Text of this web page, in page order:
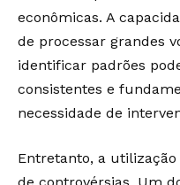
econômicas. A
de processar grandes
identificar padrões
consistentes e
necessidade de
Entretanto, a